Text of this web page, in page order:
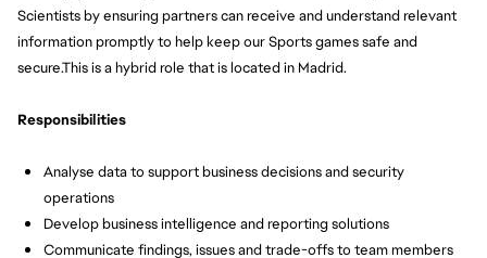
Scientists by ensuring partners can receive and understand relevant
information promptly to help keep our Sports games safe and
secure.This is a hybrid role that is located in Madrid.
Responsibilities
Analyse data to support business decisions and security
operations
Develop business intelligence and reporting solutions
Communicate findings, issues and trade-offs to team members